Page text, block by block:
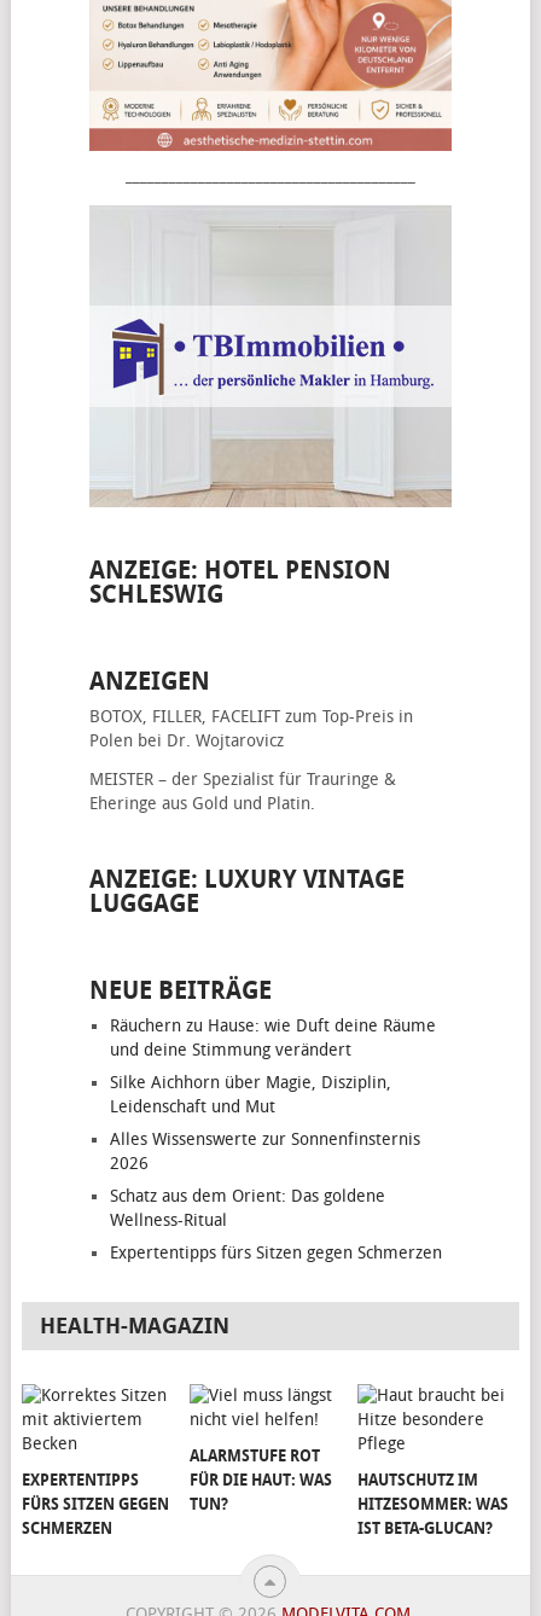
ANZEIGE: HOTEL PENSION
SCHLESWIG
ANZEIGEN
BOTOX, FILLER, FACELIFTzum Top-Preis in
Polen bei Dr. Wojtarovicz
MEISTER – der Spezialist für Trauringe &
Eheringe aus Gold und Platin.
ANZEIGE: LUXURY VINTAGE
LUGGAGE
NEUE BEITRÄGE
Räuchern zu Hause: wie Duft deine Räume
und deine Stimmung verändert
Silke Aichhorn über Magie, Disziplin,
Leidenschaft und Mut
Alles Wissenswerte zur Sonnenfinsternis
2026
Schatz aus dem Orient: Das goldene
Wellness-Ritual
Expertentipps fürs Sitzen gegen Schmerzen
HEALTH-MAGAZIN
EXPERTENTIPPS
FÜRS SITZEN GEGEN
SCHMERZEN
ALARMSTUFE ROT
FÜR DIE HAUT: WAS
TUN?
HAUTSCHUTZ IM
HITZESOMMER: WAS
IST BETA-GLUCAN?